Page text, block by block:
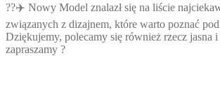
??✈️ Nowy Model znalazł się na liście
związanych z dizajnem, które warto poznać
Dziękujemy, polecamy się również rzecz jasna i
zapraszamy ?